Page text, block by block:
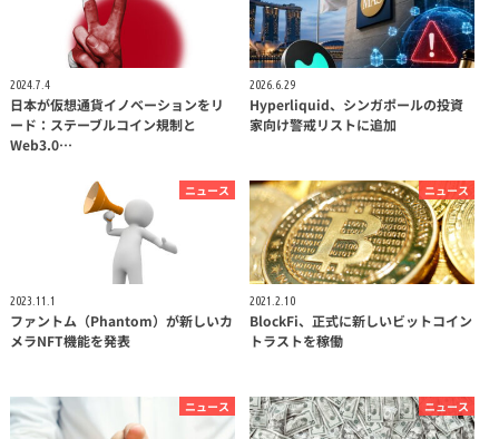
2024.7.4
日本が仮想通貨イノベーションをリ
ード：ステーブルコイン規制と
Web3.0…
2026.6.29
Hyperliquid、シンガポールの投資
家向け警戒リストに追加
ニュース
2023.11.1
ファントム（Phantom）が新しいカ
メラNFT機能を発表
ニュース
2021.2.10
BlockFi、正式に新しいビットコイン
トラストを稼働
ニュース ニュース